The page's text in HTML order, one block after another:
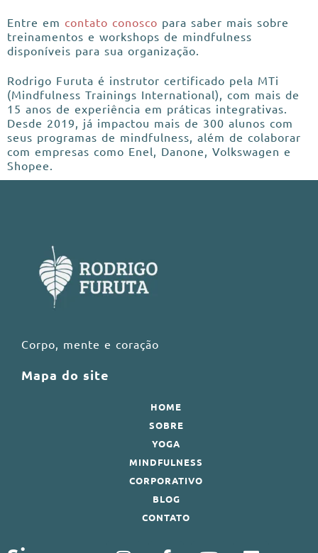
Entre em contato conosco para saber mais sobre
treinamentos e workshops de mindfulness
disponíveis para sua organização.
Rodrigo Furuta é instrutor certificado pela MTi
(Mindfulness Trainings International), com mais de
15 anos de experiência em práticas integrativas.
Desde 2019, já impactou mais de 300 alunos com
seus programas de mindfulness, além de colaborar
com empresas como Enel, Danone, Volkswagen e
Shopee.
Corpo, mente e coração
Mapa do site
HOME
SOBRE
YOGA
MINDFULNESS
CORPORATIVO
BLOG
CONTATO